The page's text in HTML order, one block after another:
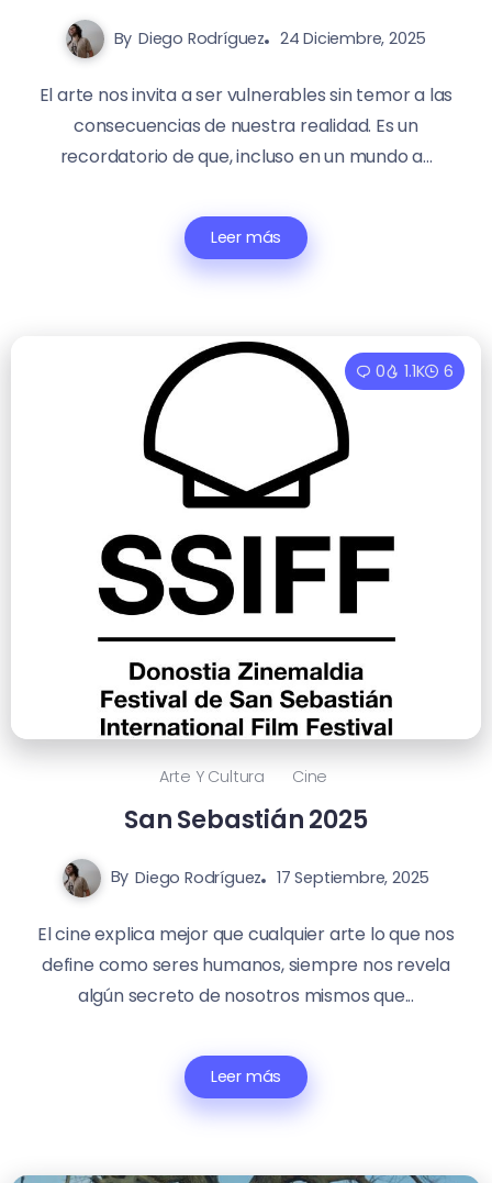
By Diego Rodríguez 24 Diciembre, 2025
El arte nos invita a ser vulnerables sin temor a las
consecuencias de nuestra realidad. Es un
recordatorio de que, incluso en un mundo a...
Leer más
0 1.1K 6
Arte Y Cultura Cine
San Sebastián 2025
By Diego Rodríguez 17 Septiembre, 2025
El cine explica mejor que cualquier arte lo que nos
define como seres humanos, siempre nos revela
algún secreto de nosotros mismos que...
Leer más